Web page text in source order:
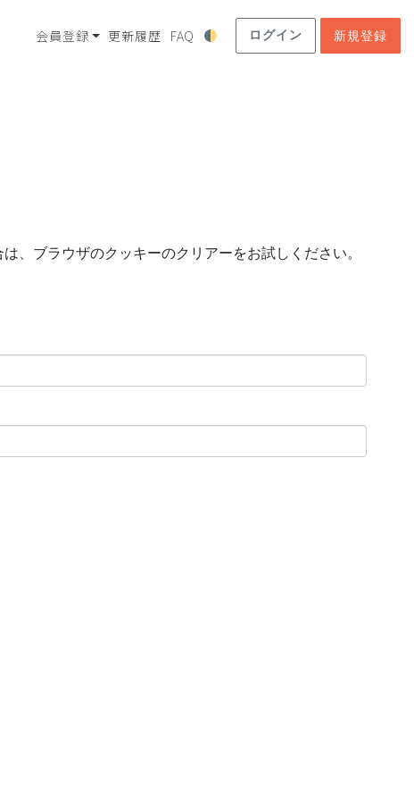
会員登録 更新履歴 FAQ ログイン 新規登録
、ブラウザのクッキーのクリアーをお試しください。